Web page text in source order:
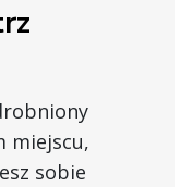
miejscu,
sobie